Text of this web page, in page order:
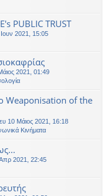
PUBLIC TRUST
2021, 15:05
2021, 01:49
Weaponisation of the
10 Μάιος 2021, 16:18
Κινήματα
2021, 22:45